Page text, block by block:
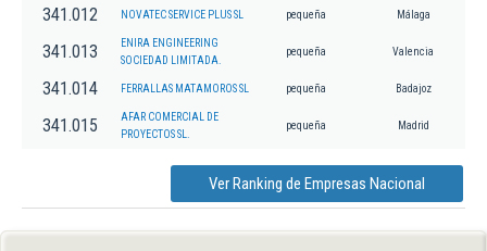
341.012 NOVATEC SERVICE PLUS SL pequeña Málaga
341.013
ENIRA ENGINEERING
SOCIEDAD LIMITADA.
pequeña Valencia
341.014 FERRALLAS MATAMOROS SL pequeña Badajoz
341.015
AFAR COMERCIAL DE
PROYECTOS SL.
pequeña Madrid
Ver Ranking de Empresas Nacional